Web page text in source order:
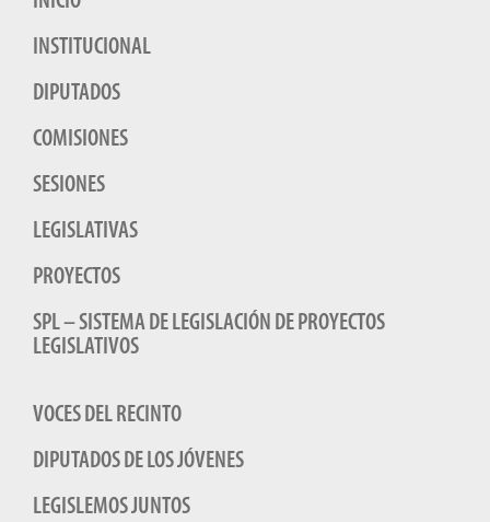
INSTITUCIONAL
DIPUTADOS
COMISIONES
SESIONES
LEGISLATIVAS
PROYECTOS
SPL – SISTEMA DE LEGISLACIÓN DE PROYECTOS
LEGISLATIVOS
VOCES DEL RECINTO
DIPUTADOS DE LOS JÓVENES
LEGISLEMOS JUNTOS